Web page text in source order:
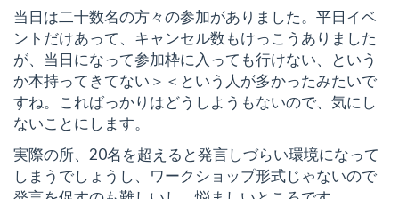
当日は二十数名の方々の参加がありました。平日イベ
ントだけあって、キャンセル数もけっこうありました
が、当日になって参加枠に入っても行けない、という
か本持ってきてない＞＜という人が多かったみたいで
すね。こればっかりはどうしようもないので、気にし
ないことにします。
実際の所、20名を超えると発言しづらい環境になって
しまうでしょうし、ワークショップ形式じゃないので